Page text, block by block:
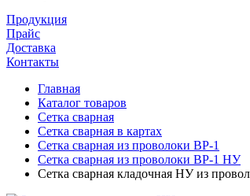
Продукция
Прайс
Доставка
Контакты
Главная
Каталог товаров
Сетка сварная
Сетка сварная в картах
Сетка сварная из проволоки ВР-1
Сетка сварная из проволоки ВР-1 НУ
Сетка сварная кладочная НУ из